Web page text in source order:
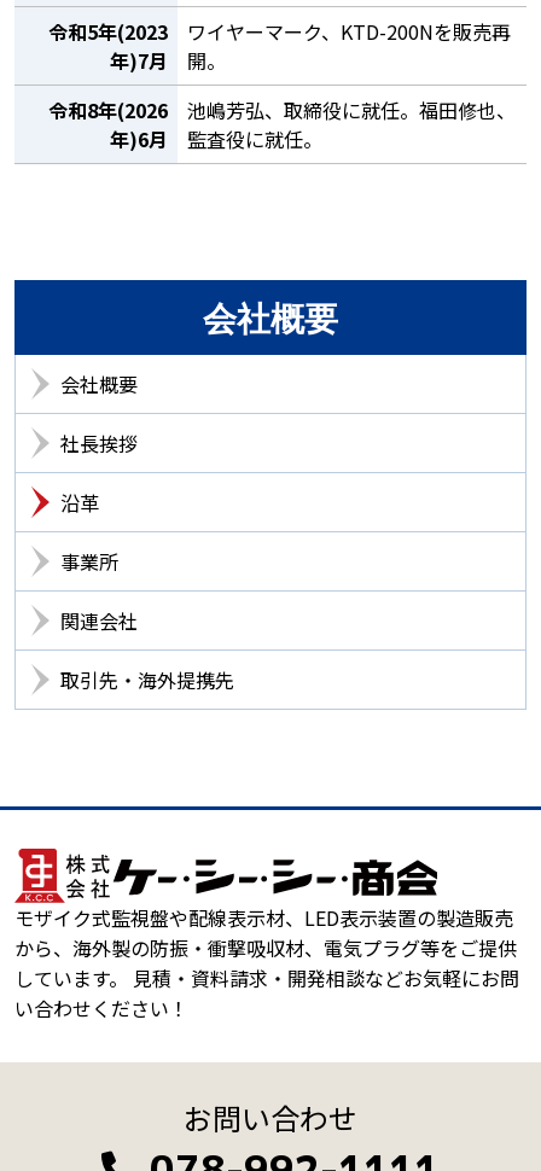
令和5年(2023
年)7月
ワイヤーマーク、KTD-200Nを販売再
開。
令和8年(2026
年)6月
池嶋芳弘、取締役に就任。福田修也、
監査役に就任。
会社概要
会社概要
社長挨拶
沿革
事業所
関連会社
取引先・海外提携先
モザイク式監視盤や配線表示材、LED表示装置の製造販売
から、海外製の防振・衝撃吸収材、電気プラグ等をご提供
しています。 見積・資料請求・開発相談などお気軽にお問
い合わせください！
お問い合わせ